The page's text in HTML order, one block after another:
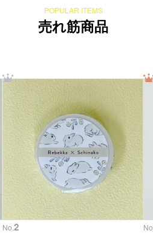
POPULAR ITEMS
売れ筋商品
No. 2 No.